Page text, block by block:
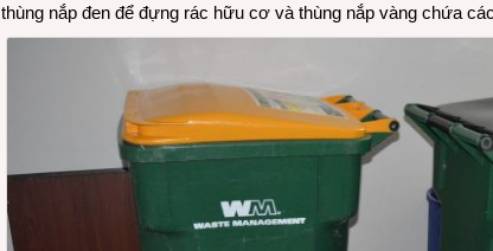
thùng nắp đen để đựng rác hữu cơ và thùng nắp vàng chứa